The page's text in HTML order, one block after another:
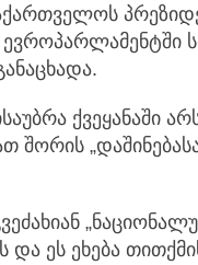
ევროპარლამენტში
ქვეყანაში
შორის
და ეს ეხება